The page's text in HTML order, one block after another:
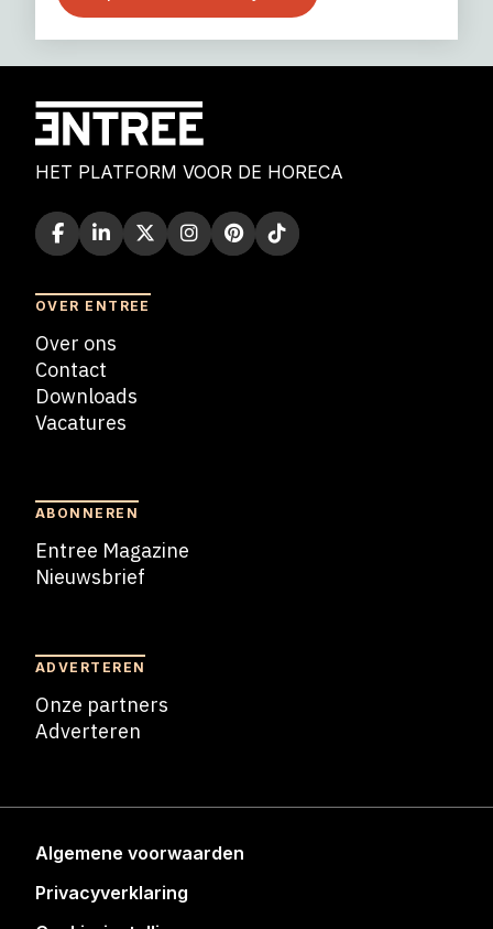
HET PLATFORM VOOR DE HORECA
OVER ENTREE
Over ons
Contact
Downloads
Vacatures
ABONNEREN
Entree Magazine
Nieuwsbrief
ADVERTEREN
Onze partners
Adverteren
Algemene voorwaarden
Privacyverklaring